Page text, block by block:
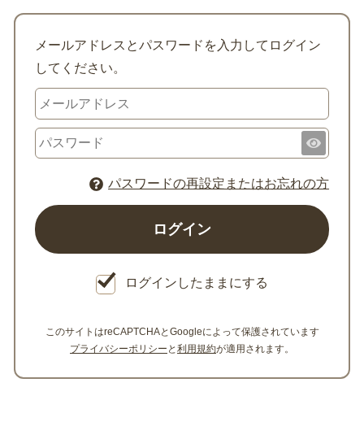
メールアドレスとパスワードを入力してログイン
してください。
パスワードの再設定またはお忘れの方
ログインしたままにする
このサイトはreCAPTCHAとGoogleによって保護されています
プライバシーポリシー と 利用規約が適用されます。